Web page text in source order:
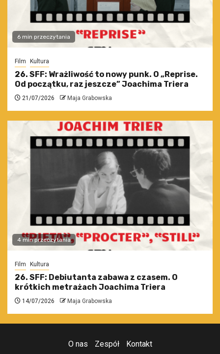
6 min przeczytania
Film Kultura
26. SFF: Wrażliwość to nowy punk. O „Reprise.
Od początku, raz jeszcze” Joachima Triera
21/07/2026 Maja Grabowska
4 min przeczytania
Film Kultura
26. SFF: Debiutanta zabawa z czasem. O
krótkich metrażach Joachima Triera
14/07/2026 Maja Grabowska
O nas Zespół Kontakt